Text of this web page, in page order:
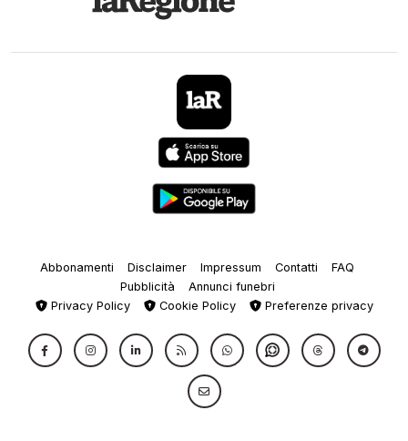
Abbonamenti Disclaimer Impressum Contatti
FAQ
Pubblicità
Annunci funebri
Privacy Policy
Cookie Policy Preferenze privacy